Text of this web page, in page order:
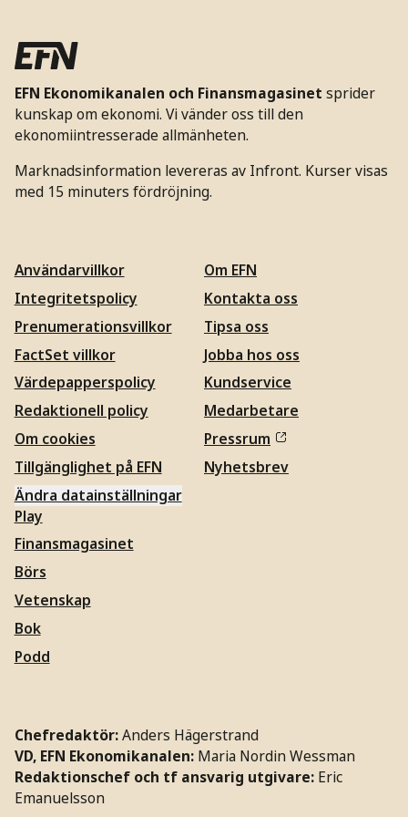
EFN Ekonomikanalen och Finansmagasinet sprider
kunskap om ekonomi. Vi vänder oss till den
ekonomiintresserade allmänheten.
Marknadsinformation levereras av Infront. Kurser visas
med 15 minuters fördröjning.
Användarvillkor
Integritetspolicy
Prenumerationsvillkor
FactSet villkor
Värdepapperspolicy
Redaktionell policy
Om cookies
Tillgänglighet på EFN
Ändra datainställningar
Om EFN
Kontakta oss
Tipsa oss
Jobba hos oss
Kundservice
Medarbetare
Pressrum
Nyhetsbrev
Play
Finansmagasinet
Börs
Vetenskap
Bok
Podd
Chefredaktör:Anders Hägerstrand
VD, EFN Ekonomikanalen: Maria Nordin Wessman
Redaktionschef och tf ansvarig utgivare: Eric
Emanuelsson